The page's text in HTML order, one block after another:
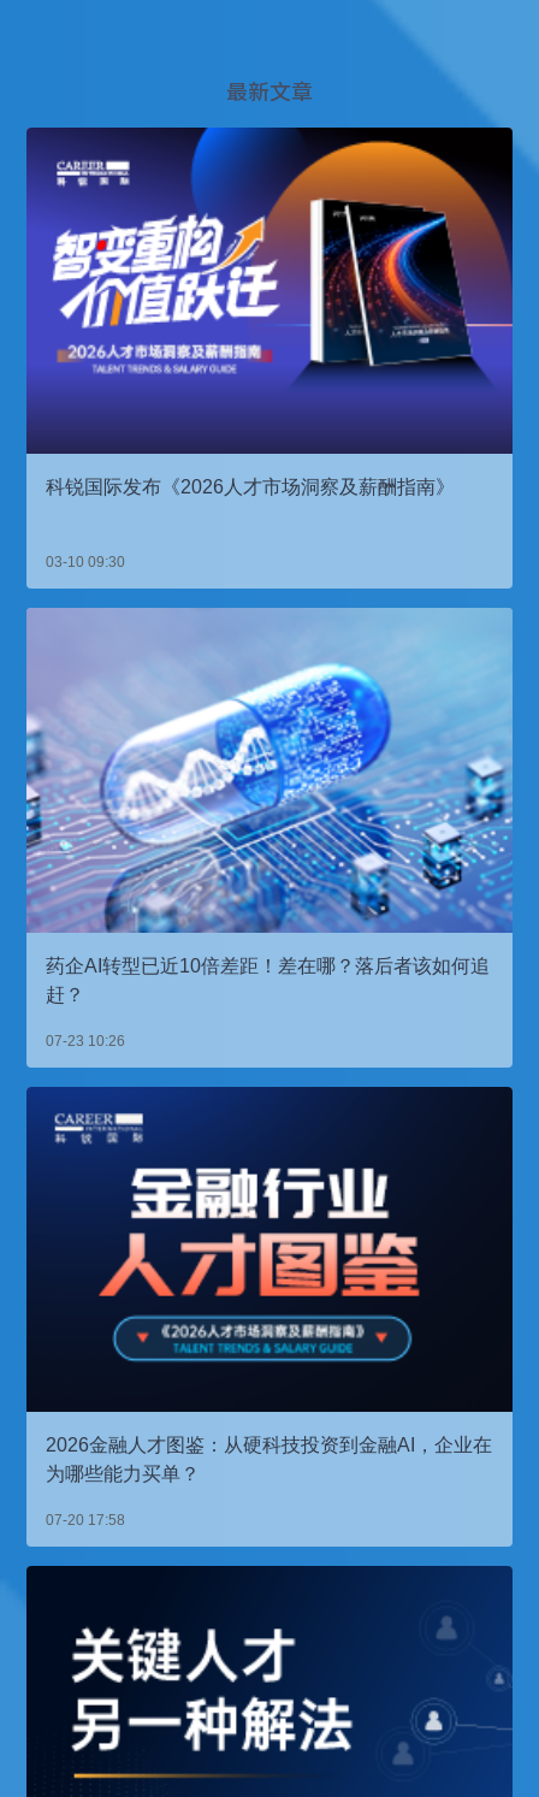
最新文章
科锐国际发布《2026人才市场洞察及薪酬指南》
03-10 09:30
药企AI转型已近10倍差距！差在哪？落后者该如何追
赶？
07-23 10:26
2026金融人才图鉴：从硬科技投资到金融AI，企业在
为哪些能力买单？
07-20 17:58